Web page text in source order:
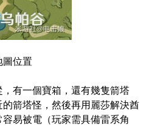
圖位置
有一個寶箱，還有幾隻箭塔
箭塔怪，然後再用麗莎解決酋
易被電（玩家需具備雷系角